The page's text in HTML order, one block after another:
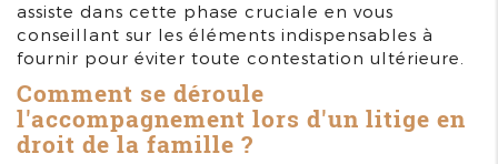
assiste dans cette phase cruciale en vous
conseillant sur les éléments indispensables à
fournir pour éviter toute contestation ultérieure.
Comment se déroule
l'accompagnement lors d'un litige en
droit de la famille ?